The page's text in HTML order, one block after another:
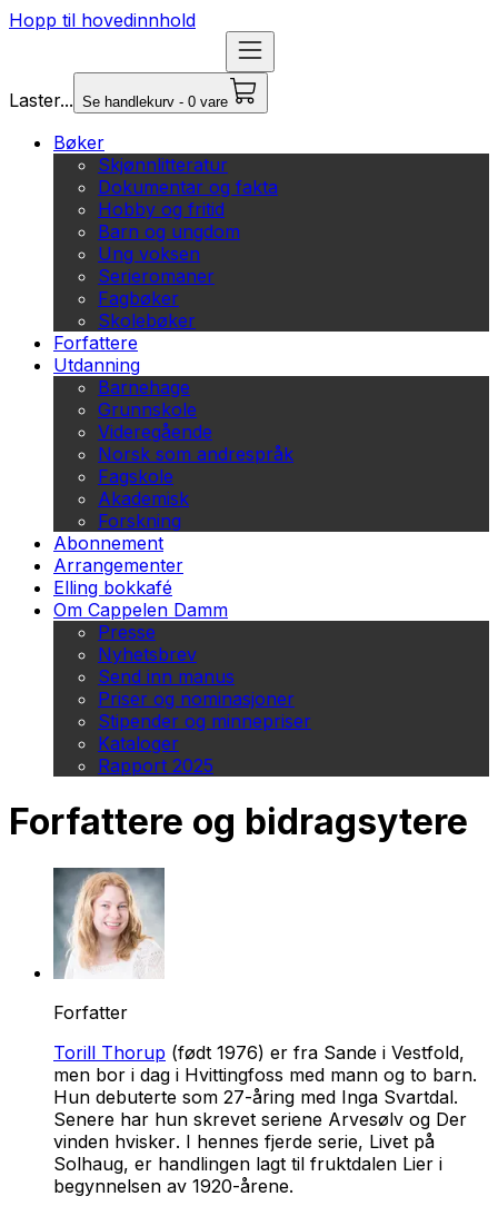
Hopp til hovedinnhold
Laster... Se handlekurv - 0 vare
Bøker
Skjønnlitteratur
Dokumentar og fakta
Hobby og fritid
Barn og ungdom
Ung voksen
Serieromaner
Fagbøker
Skolebøker
Forfattere
Utdanning
Barnehage
Grunnskole
Videregående
Norsk som andrespråk
Fagskole
Akademisk
Forskning
Abonnement
Arrangementer
Elling bokkafé
Om Cappelen Damm
Presse
Nyhetsbrev
Send inn manus
Priser og nominasjoner
Stipender og minnepriser
Kataloger
Rapport 2025
Forfattere og bidragsytere
Forfatter
Torill Thorup (født 1976) er fra Sande i Vestfold,
men bor i dag i Hvittingfoss med mann og to barn.
Hun debuterte som 27-åring med Inga Svartdal.
Senere har hun skrevet seriene Arvesølv og Der
vinden hvisker. I hennes fjerde serie, Livet på
Solhaug, er handlingen lagt til fruktdalen Lier i
begynnelsen av 1920-årene.